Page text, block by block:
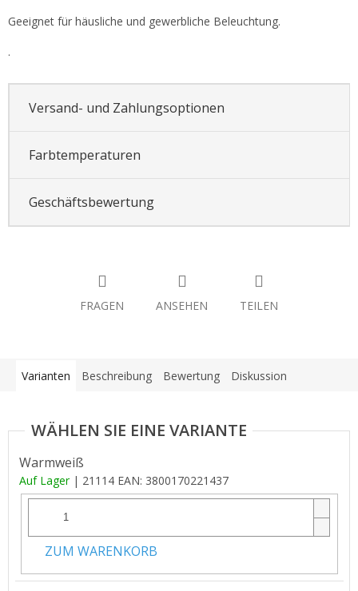
Geeignet für häusliche und gewerbliche Beleuchtung.
.
Versand- und Zahlungsoptionen
Farbtemperaturen
Geschäftsbewertung
FRAGEN ANSEHEN TEILEN
Varianten Beschreibung Bewertung Diskussion
Warmweiß
Auf Lager | 21114 EAN: 3800170221437
ZUM WARENKORB